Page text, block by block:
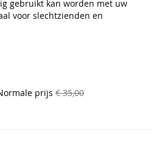
gebruikt kan worden met uw
voor slechtzienden en
prijs € 35,00